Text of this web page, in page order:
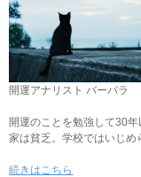
開運アナリスト バーバラ
開運のことを勉強して30
家は貧乏。学校ではいじめ
続きはこちら